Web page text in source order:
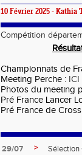
10 Février 2025 - Kathia
Compétition
Championnats de
Meeting Perche : ICI
Photos du meeting
Pré France Lancer
Pré France de
29/07 >
Sélection